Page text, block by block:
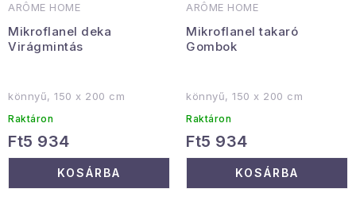
ARÔME HOME
Mikroflanel deka
Virágmintás
könnyű, 150 x 200 cm
Raktáron
Ft5 934
KOSÁRBA
ARÔME HOME
Mikroflanel takaró
Gombok
könnyű, 150 x 200 cm
Raktáron
Ft5 934
KOSÁRBA